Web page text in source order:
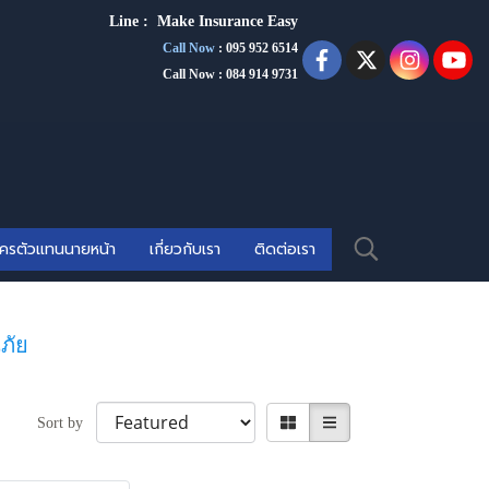
Line : Make Insurance Easy
Call Now : 095 952 6514
Call Now : 084 914 9731
รตัวแทนนายหน้า เกี่ยวกับเรา ติดต่อเรา
ย
Sort by